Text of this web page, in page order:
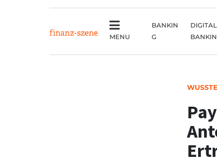
MENU
BANKIN
G
DIGITAL